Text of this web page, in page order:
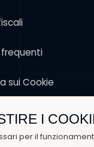
I
per il
sui Cookie
cookie